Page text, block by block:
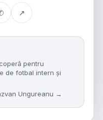
↗
pentru
de fotbal intern și
Ungureanu →